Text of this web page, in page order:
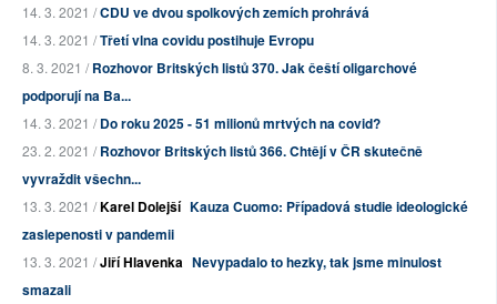
14. 3. 2021 /CDU ve dvou spolkových zemích prohrává
14. 3. 2021 /Třetí vlna covidu postihuje Evropu
8. 3. 2021 /Rozhovor Britských listů 370. Jak čeští oligarchové
podporují na Ba...
14. 3. 2021 /Do roku 2025 - 51 milionů mrtvých na covid?
23. 2. 2021 /Rozhovor Britských listů 366. Chtějí v ČR skutečně
vyvraždit všechn...
13. 3. 2021 /Karel Dolejší Kauza Cuomo: Případová studie ideologické
zaslepenosti v pandemii
13. 3. 2021 /Jiří Hlavenka Nevypadalo to hezky, tak jsme minulost
smazali